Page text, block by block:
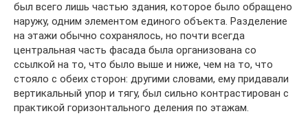
был всего лишь частью здания, которое было обращено
наружу, одним элементом единого объекта. Разделение
на этажи обычно сохранялось, но почти всегда
центральная часть фасада была организована со
ссылкой на то, что было выше и ниже, чем на то, что
стояло с обеих сторон: другими словами, ему придавали
вертикальный упор и тягу, был сильно контрастирован с
практикой горизонтального деления по этажам.